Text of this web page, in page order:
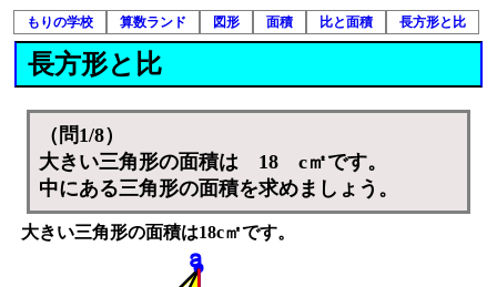
もりの学校 算数ランド 図形 面積 比と面積 長方形と比
長方形と比
（問1/8）
大きい三角形の面積は 18 c㎡です。
中にある三角形の面積を求めましょう。
大きい三角形の面積は18c㎡です。